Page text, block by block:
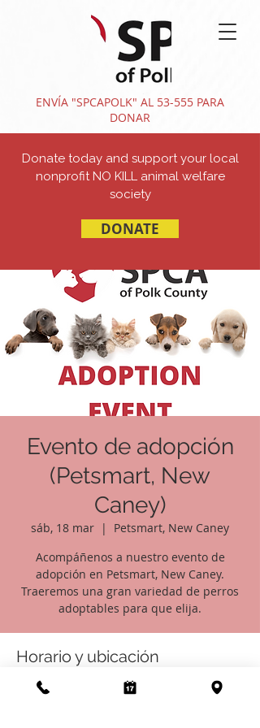
ENVÍA "SPCAPOLK" AL 53-555 PARA
DONAR
Donate today and support your local
nonprofit NO KILL animal welfare
society
DONATE
Evento de adopción
(Petsmart, New
Caney)
sáb, 18 mar
  |
Petsmart, New Caney
Acompáñenos a nuestro evento de
adopción en Petsmart, New Caney.
Traeremos una gran variedad de perros
adoptables para que elija.
Horario y ubicación
18 mar 2023, 11:00 – 16:00